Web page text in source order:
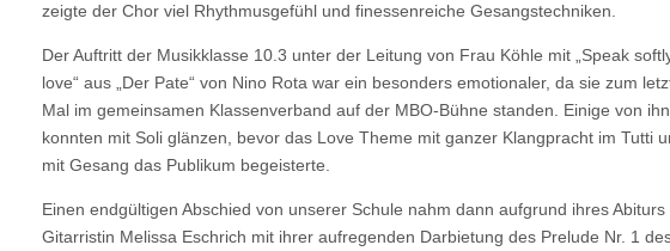
zeigte der Chor viel Rhythmusgefühl und finessenreiche Gesangstechniken.
Der Auftritt der Musikklasse 10.3 unter der Leitung von Frau Köhle mit „Speak
love“ aus „Der Pate“ von Nino Rota war ein besonders emotionaler, da sie zum
Mal im gemeinsamen Klassenverband auf der MBO-Bühne standen. Einige von
konnten mit Soli glänzen, bevor das Love Theme mit ganzer Klangpracht im Tutti
mit Gesang das Publikum begeisterte.
Einen endgültigen Abschied von unserer Schule nahm dann aufgrund ihres Abiturs
Gitarristin Melissa Eschrich mit ihrer aufregenden Darbietung des Prelude Nr. 1